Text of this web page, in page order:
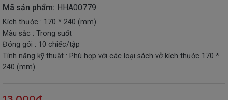
TẶNG
-
ĐỒ
CHƠI
THIẾT
BỊ
Mã sản phẩm: HHA00779
Kích thước : 170 * 240 (mm)
Màu sắc : Trong suốt
Đóng gói : 10 chiếc/tập
Tính năng kỹ thuật : Phù hợp với các loại sách vở kích thước 170 *
240 (mm)